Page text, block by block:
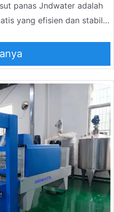
panas Jndwater adalah
yang efisien dan stabil,
lainnya. Peralatan ini
untuk membungkus
dipanaskan dan
kemasan yang kompak,
cocok untuk
seperti air mineral,
dll.